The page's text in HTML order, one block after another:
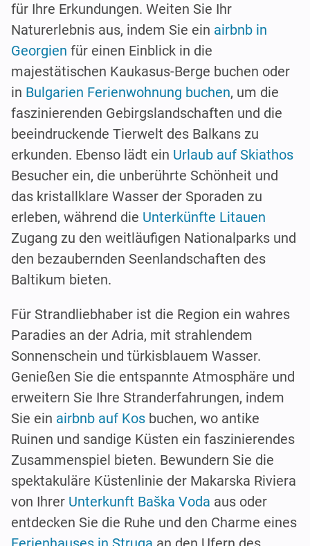
für Ihre Erkundungen. Weiten Sie Ihr
Naturerlebnis aus, indem Sie ein airbnb in
Georgien für einen Einblick in die
majestätischen Kaukasus-Berge buchen oder
in Bulgarien Ferienwohnung buchen, um die
faszinierenden Gebirgslandschaften und die
beeindruckende Tierwelt des Balkans zu
erkunden. Ebenso lädt ein Urlaub auf Skiathos
Besucher ein, die unberührte Schönheit und
das kristallklare Wasser der Sporaden zu
erleben, während die Unterkünfte Litauen
Zugang zu den weitläufigen Nationalparks und
den bezaubernden Seenlandschaften des
Baltikum bieten.
Für Strandliebhaber ist die Region ein wahres
Paradies an der Adria, mit strahlendem
Sonnenschein und türkisblauem Wasser.
Genießen Sie die entspannte Atmosphäre und
erweitern Sie Ihre Stranderfahrungen, indem
Sie ein airbnb auf Kos buchen, wo antike
Ruinen und sandige Küsten ein faszinierendes
Zusammenspiel bieten. Bewundern Sie die
spektakuläre Küstenlinie der Makarska Riviera
von Ihrer Unterkunft Baška Voda aus oder
entdecken Sie die Ruhe und den Charme eines